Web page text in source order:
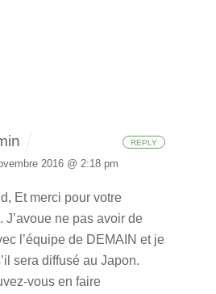
2016 @ 2:18 pm
Et merci pour votre
J’avoue ne pas avoir de
l’équipe de DEMAIN et je
sera diffusé au Japon.
vous en faire
REPLY